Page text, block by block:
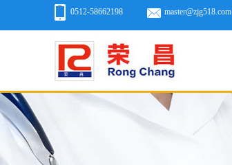
0512-58662198 master@zjg518.com